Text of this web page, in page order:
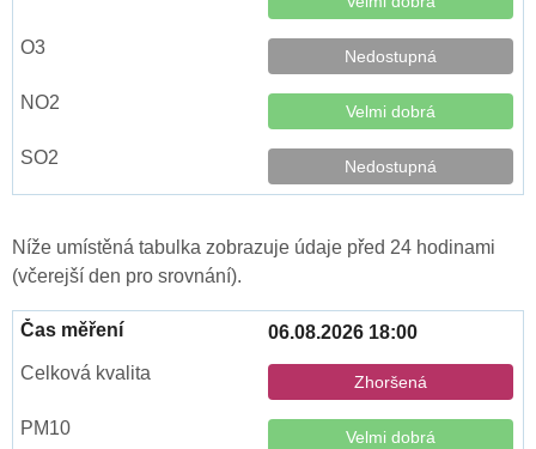
Nedostupná
Velmi dobrá
Nedostupná
Níže umístěná tabulka zobrazuje údaje před 24 hodinami
(včerejší den pro srovnání).
06.08.2026 18:00
Zhoršená
Velmi dobrá